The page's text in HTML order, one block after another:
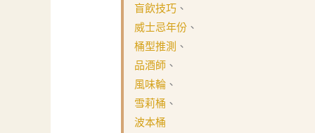
盲飲技巧 、
威士忌年份 、
桶型推測 、
品酒師 、
風味輪 、
雪莉桶 、
波本桶